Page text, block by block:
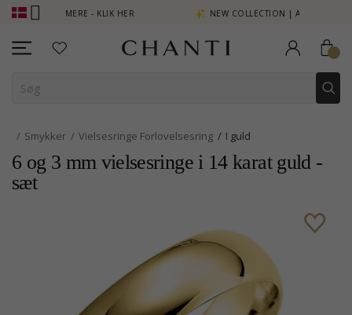
SE MERE - KLIK HER NEW COLLECTION | AURA
Smykker Vielsesringe Forlovelsesring I guld
6 og 3 mm vielsesringe i 14 karat guld -
sæt